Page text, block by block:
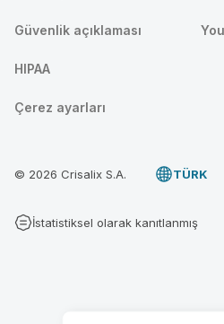
Güvenlik açıklaması
HIPAA
Çerez ayarları
© 2026 Crisalix S.A. TÜRK
İstatistiksel olarak kanıtlanmış